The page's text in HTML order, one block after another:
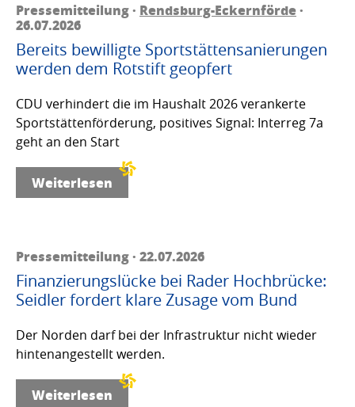
Pressemitteilung · Rendsburg-Eckernförde·
26.07.2026
Bereits bewilligte Sportstättensanierungen
werden dem Rotstift geopfert
CDU verhindert die im Haushalt 2026 verankerte
Sportstättenförderung, positives Signal: Interreg 7a
geht an den Start
Weiterlesen
Pressemitteilung · 22.07.2026
Finanzierungslücke bei Rader Hochbrücke:
Seidler fordert klare Zusage vom Bund
Der Norden darf bei der Infrastruktur nicht wieder
hintenangestellt werden.
Weiterlesen